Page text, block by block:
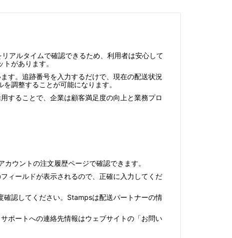
アルタイムで確認できるため、利用者は安心して
があります。
す。追跡番号を入力するだけで、現在の配送状況
調整することが可能になります。
することで、企業は顧客満足度の向上と業務プロ
ウントの注文履歴ページで確認できます。
ィールドが表示されるので、正確に入力してくだ
認してください。Stampsは配送パートナーの情
ポートへの連絡先情報はウェブサイトの「お問い